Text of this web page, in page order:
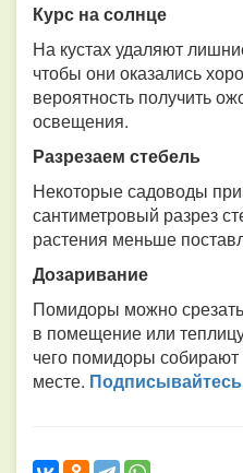
Курс на солнце
На кустах удаляют
чтобы они оказались
вероятность получить
освещения.
Разрезаем стебель
Некоторые садоводы
сантиметровый разрез
растения меньше
Дозаривание
Помидоры можно срезать
в помещение или
чего помидоры
месте.